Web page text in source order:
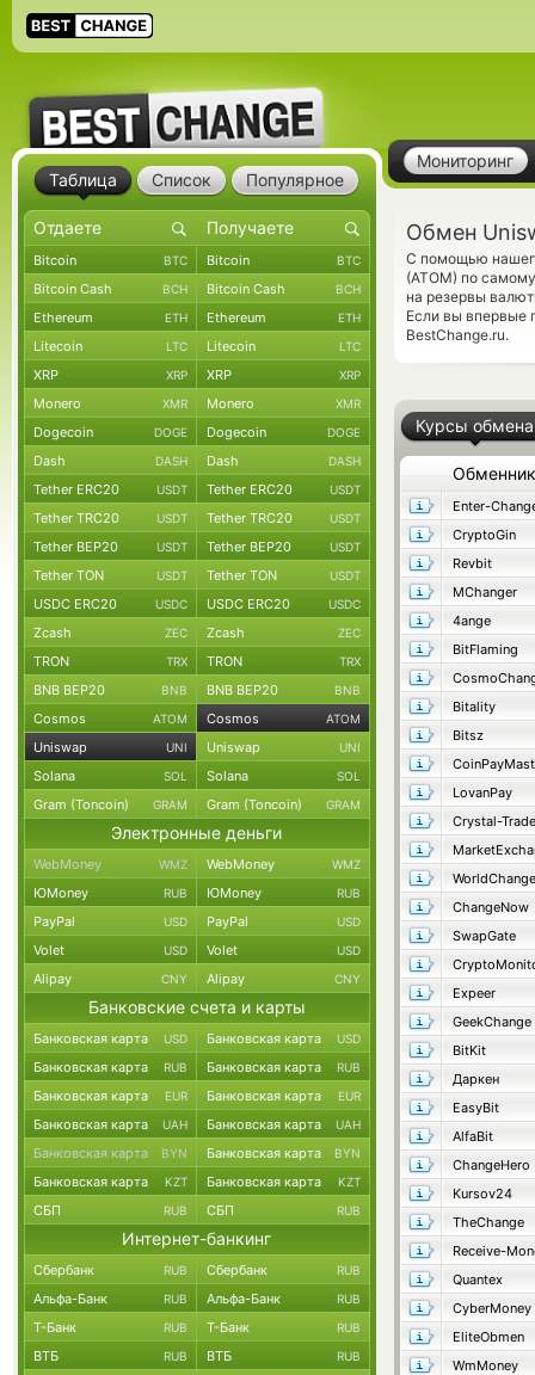
Мониторинг
Обмен
С помощью
(ATOM) по
на резервы
Если вы впервые
BestChange.ru.
Курсы обмена
Обменник
Enter-
CryptoGin
Revbit
MChanger
4ange
BitFlaming
Bitality
Bitsz
LovanPay
Crystal-Trade
WorldChange
ChangeNow
SwapGate
Expeer
GeekChange
BitKit
Даркен
EasyBit
AlfaBit
ChangeHero
Kursov24
TheChange
Receive-
Quantex
CyberMoney
EliteObmen
WmMoney
Таблица Список Популярное
Bitcoin BTC Bitcoin BTC
Bitcoin Cash BCH Bitcoin Cash BCH
Ethereum ETH Ethereum ETH
Litecoin LTC Litecoin LTC
XRP XRP XRP XRP
Monero XMR Monero XMR
Dogecoin DOGE Dogecoin DOGE
Dash DASH Dash DASH
Tether ERC20 USDT Tether ERC20 USDT
Tether TRC20 USDT Tether TRC20 USDT
Tether BEP20 USDT Tether BEP20 USDT
Tether TON USDT Tether TON USDT
USDC ERC20 USDC USDC ERC20 USDC
Zcash ZEC Zcash ZEC
TRON TRX TRON TRX
BNB BEP20 BNB BNB BEP20 BNB
Cosmos ATOM Cosmos ATOM
Uniswap UNI Uniswap UNI
Solana SOL Solana SOL
Gram (Toncoin) GRAM Gram (Toncoin) GRAM
Электронные деньги
WebMoney WMZ WebMoney WMZ
ЮMoney RUB ЮMoney RUB
PayPal USD PayPal USD
Volet USD Volet USD
Alipay CNY Alipay CNY
Банковские счета и карты
Банковская карта USD Банковская карта USD
Банковская карта RUB Банковская карта RUB
Банковская карта EUR Банковская карта EUR
Банковская карта UAH Банковская карта UAH
Банковская карта BYN Банковская карта BYN
Банковская карта KZT Банковская карта KZT
СБП RUB СБП RUB
Интернет-банкинг
Сбербанк RUB Сбербанк RUB
Альфа-Банк RUB Альфа-Банк RUB
Т-Банк RUB Т-Банк RUB
ВТБ RUB ВТБ RUB